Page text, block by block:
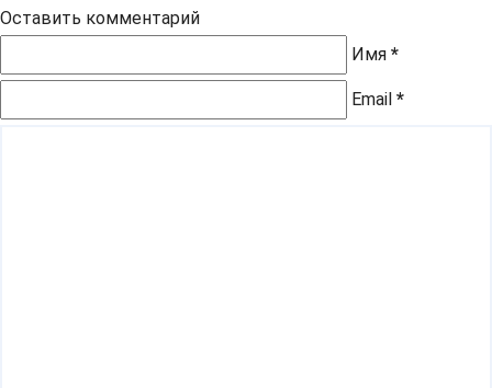
Оставить комментарий
Имя *
Email *